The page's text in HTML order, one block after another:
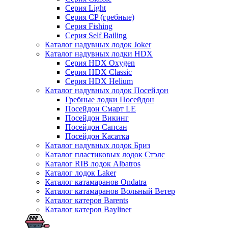
Серия Light
Серия CP (гребные)
Серия Fishing
Серия Self Bailing
Каталог надувных лодок Joker
Каталог надувных лодки HDX
Серия HDX Oxygen
Серия HDX Classic
Серия HDX Helium
Каталог надувных лодок Посейдон
Гребные лодки Посейдон
Посейдон Смарт LE
Посейдон Викинг
Посейдон Сапсан
Посейдон Касатка
Каталог надувных лодок Бриз
Каталог пластиковых лодок Стэлс
Каталог RIB лодок Albatros
Каталог лодок Laker
Каталог катамаранов Ondatra
Каталог катамаранов Вольный Ветер
Каталог катеров Barents
Каталог катеров Bayliner